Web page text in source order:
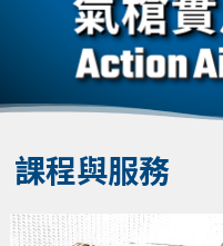
課程與服務